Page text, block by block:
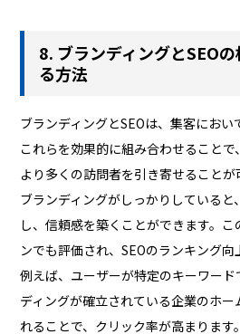
8. ブランディングとSEO
る方法
ブランディングとSEOは、集客におい
これらを効果的に組み合わせることで
より多くの訪問者を引き寄せることが
ブランディングがしっかりしていると
し、信頼感を築くことができます。
ンでも評価され、SEOのランキング向
例えば、ユーザーが特定のキーワー
ディングが確立されている企業のホ
れることで、クリック率が高まります